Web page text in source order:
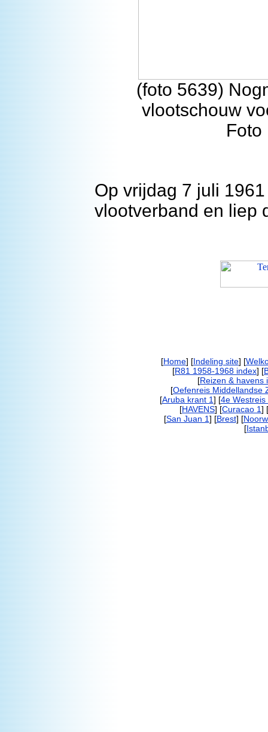
(foto 5639)
vlootschouw
Foto
Op vrijdag 7 juli
vlootverband en liep
[Home] [Indeling site] [
[R81 1958-1968 index] [
[Reizen & havens
[Oefenreis Middellandse
[Aruba krant 1] [4e Westreis
[HAVENS] [Curacao 1] [
[San Juan 1] [Brest] [
[